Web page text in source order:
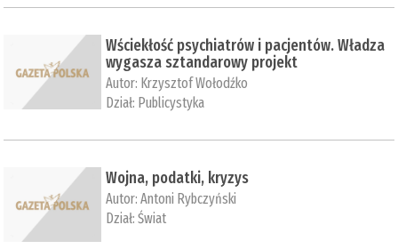
Wściekłość psychiatrów i pacjentów. Władza
wygasza sztandarowy projekt
Autor: Krzysztof Wołodźko
Dział: Publicystyka
Wojna, podatki, kryzys
Autor:Antoni Rybczyński
Dział:Świat